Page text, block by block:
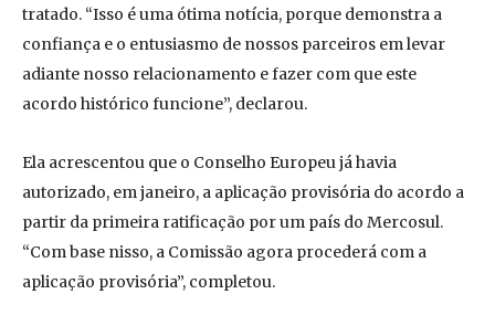
tratado. “Isso é uma ótima notícia, porque demonstra a
confiança e o entusiasmo de nossos parceiros em levar
adiante nosso relacionamento e fazer com que este
acordo histórico funcione”, declarou.
Ela acrescentou que o Conselho Europeu já havia
autorizado, em janeiro, a aplicação provisória do acordo a
partir da primeira ratificação por um país do Mercosul.
“Com base nisso, a Comissão agora procederá com a
aplicação provisória”, completou.